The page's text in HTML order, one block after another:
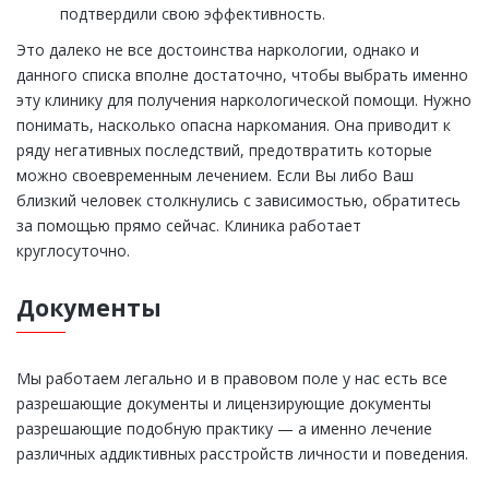
подтвердили свою эффективность.
Это далеко не все достоинства наркологии, однако и
данного списка вполне достаточно, чтобы выбрать именно
эту клинику для получения наркологической помощи. Нужно
понимать, насколько опасна наркомания. Она приводит к
ряду негативных последствий, предотвратить которые
можно своевременным лечением. Если Вы либо Ваш
близкий человек столкнулись с зависимостью, обратитесь
за помощью прямо сейчас. Клиника работает
круглосуточно.
Документы
Мы работаем легально и в правовом поле у нас есть все
разрешающие документы и лицензирующие документы
разрешающие подобную практику — а именно лечение
различных аддиктивных расстройств личности и поведения.